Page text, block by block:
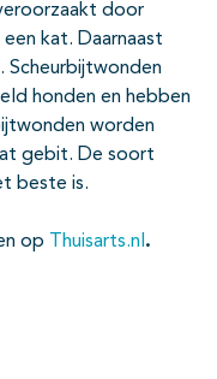
door
kat. Daarnaast
Scheurbijtwonden
honden en hebben
worden
gebit. De soort
beste is.
op Thuisarts.nl .